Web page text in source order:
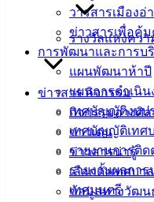
วารสารเมืองอ่
ข่าวสารเพื่อคุ้
การพัฒนาและการบ
แผนพัฒนาห้าปี
แผนการดำเนิน
เทศบัญญัติงบป
เทศบัญญัติเทศ
รายงานการติ
รายงานผลกา
เทศมนตรี
รางวัลแห่งคว
ข่าวสาร กิจกรรม
กิจกรรมอ่างศิล
ข่าวเด่น
ข่าวสารน่ารู้
เลือกตั้งเทศบา
ข้อมูลทางวัฒน
MX-
เทศบาล
เมืองอ่าง